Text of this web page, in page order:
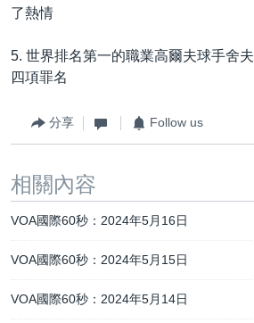
廣播節目表
了熱情
5. 世界排名第一的職業高爾夫球手舍
四項罪名
分享 Follow us
相關內容
VOA國際60秒：2024年5月16日
VOA國際60秒：2024年5月15日
VOA國際60秒：2024年5月14日